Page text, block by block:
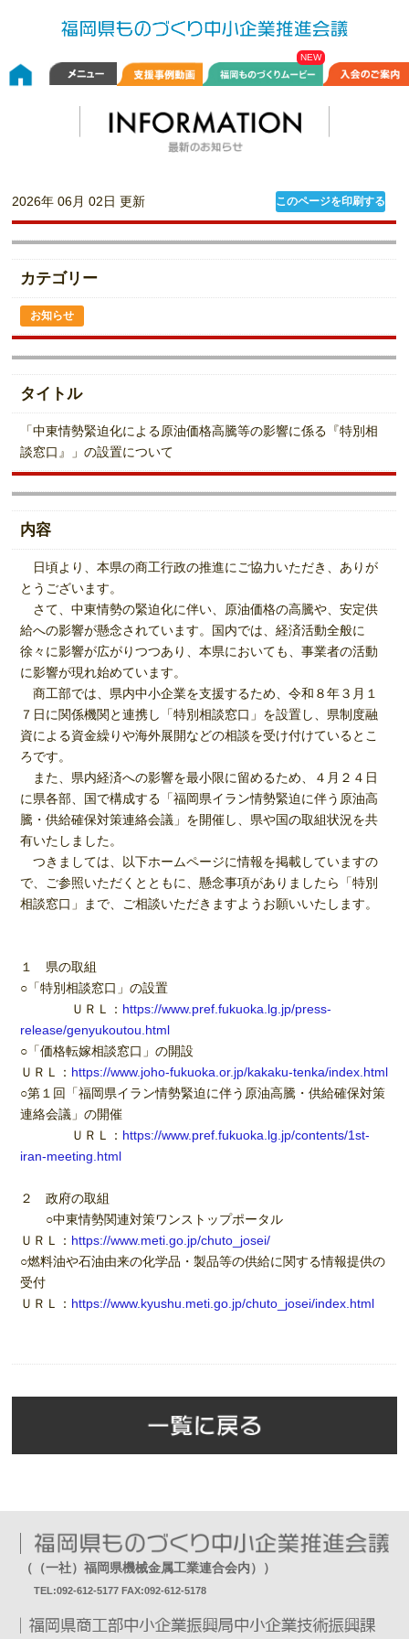
2026年 06月 02日 更新 このページを印刷する
カテゴリー
お知らせ
タイトル
「中東情勢緊迫化による原油価格高騰等の影響に係る『特別相
談窓口』」の設置について
内容
日頃より、本県の商工行政の推進にご協力いただき、ありが
とうございます。
さて、中東情勢の緊迫化に伴い、原油価格の高騰や、安定供
給への影響が懸念されています。国内では、経済活動全般に
徐々に影響が広がりつつあり、本県においても、事業者の活動
に影響が現れ始めています。
商工部では、県内中小企業を支援するため、令和８年３月１
７日に関係機関と連携し「特別相談窓口」を設置し、県制度融
資による資金繰りや海外展開などの相談を受け付けているとこ
ろです。
また、県内経済への影響を最小限に留めるため、４月２４日
に県各部、国で構成する「福岡県イラン情勢緊迫に伴う原油高
騰・供給確保対策連絡会議」を開催し、県や国の取組状況を共
有いたしました。
つきましては、以下ホームページに情報を掲載していますの
で、ご参照いただくとともに、懸念事項がありましたら「特別
相談窓口」まで、ご相談いただきますようお願いいたします。
１ 県の取組
○「特別相談窓口」の設置
ＵＲＬ： https://www.pref.fukuoka.lg.jp/press-
release/genyukoutou.html
○「価格転嫁相談窓口」の開設
ＵＲＬ： https://www.joho-fukuoka.or.jp/kakaku-tenka/index.html
○第１回「福岡県イラン情勢緊迫に伴う原油高騰・供給確保対策
連絡会議」の開催
ＵＲＬ： https://www.pref.fukuoka.lg.jp/contents/1st-
iran-meeting.html
２ 政府の取組
○中東情勢関連対策ワンストップポータル
ＵＲＬ： https://www.meti.go.jp/chuto_josei/
○燃料油や石油由来の化学品・製品等の供給に関する情報提供の
受付
ＵＲＬ： https://www.kyushu.meti.go.jp/chuto_josei/index.html
（（一社）福岡県機械金属工業連合会内））
TEL:092-612-5177 FAX:092-612-5178